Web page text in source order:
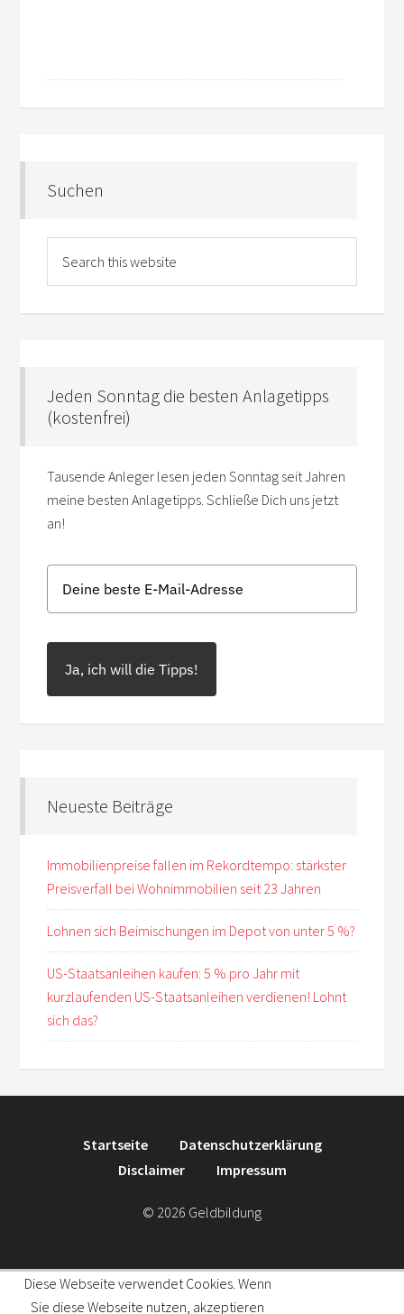
Suchen
Jeden Sonntag die besten Anlagetipps
(kostenfrei)
Tausende Anleger lesen jeden Sonntag seit Jahren
meine besten Anlagetipps. Schließe Dich uns jetzt
an!
Ja, ich will die Tipps!
Neueste Beiträge
Immobilienpreise fallen im Rekordtempo: stärkster
Preisverfall bei Wohnimmobilien seit 23 Jahren
Lohnen sich Beimischungen im Depot von unter 5 %?
US-Staatsanleihen kaufen: 5 % pro Jahr mit
kurzlaufenden US-Staatsanleihen verdienen! Lohnt
sich das?
Startseite
Datenschutzerklärung
Disclaimer
Impressum
© 2026 Geldbildung
Diese Webseite verwendet Cookies. Wenn
Sie diese Webseite nutzen, akzeptieren